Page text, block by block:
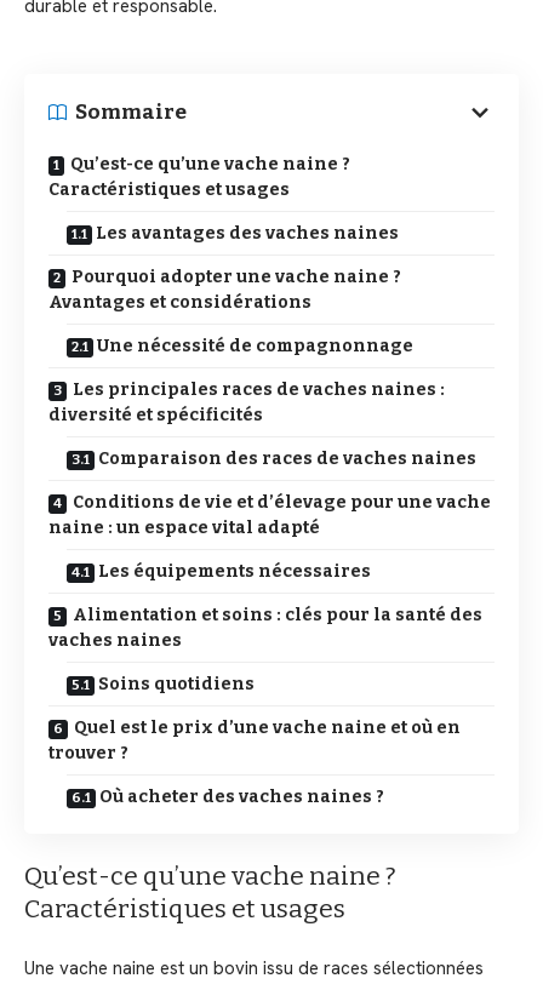
durable et responsable.
Sommaire
Qu’est-ce qu’une vache naine ?
Caractéristiques et usages
Les avantages des vaches naines
Pourquoi adopter une vache naine ?
Avantages et considérations
Une nécessité de compagnonnage
Les principales races de vaches naines :
diversité et spécificités
Comparaison des races de vaches naines
Conditions de vie et d’élevage pour une vache
naine : un espace vital adapté
Les équipements nécessaires
Alimentation et soins : clés pour la santé des
vaches naines
Soins quotidiens
Quel est le prix d’une vache naine et où en
trouver ?
Où acheter des vaches naines ?
Qu’est-ce qu’une vache naine ?
Caractéristiques et usages
Une vache naine est un bovin issu de races sélectionnées